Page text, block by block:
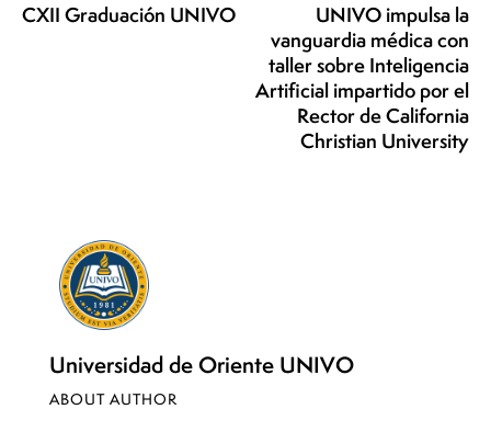
CXII Graduación UNIVO
UNIVO impulsa la
vanguardia médica con
taller sobre Inteligencia
Artificial impartido por el
Rector de California
Christian University
Universidad de Oriente UNIVO
ABOUT AUTHOR